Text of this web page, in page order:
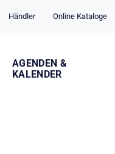
Händler Online Kataloge
AGENDEN &
KALENDER